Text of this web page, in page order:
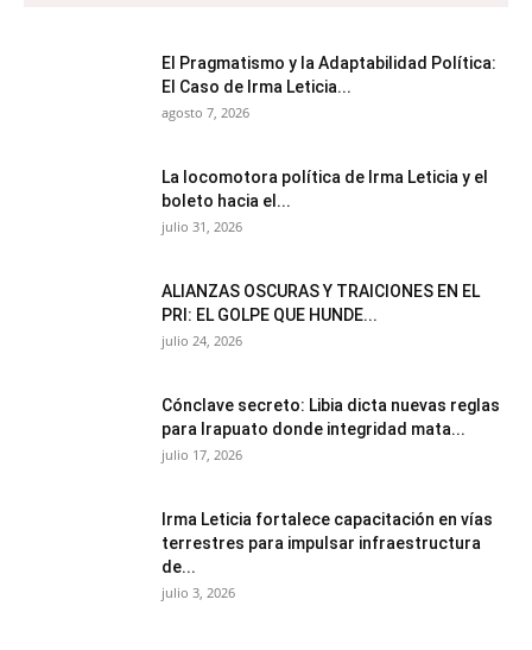
El Pragmatismo y la Adaptabilidad Política:
El Caso de Irma Leticia...
agosto 7, 2026
La locomotora política de Irma Leticia y el
boleto hacia el...
julio 31, 2026
ALIANZAS OSCURAS Y TRAICIONES EN EL
PRI: EL GOLPE QUE HUNDE...
julio 24, 2026
Cónclave secreto: Libia dicta nuevas reglas
para Irapuato donde integridad mata...
julio 17, 2026
Irma Leticia fortalece capacitación en vías
terrestres para impulsar infraestructura
de...
julio 3, 2026